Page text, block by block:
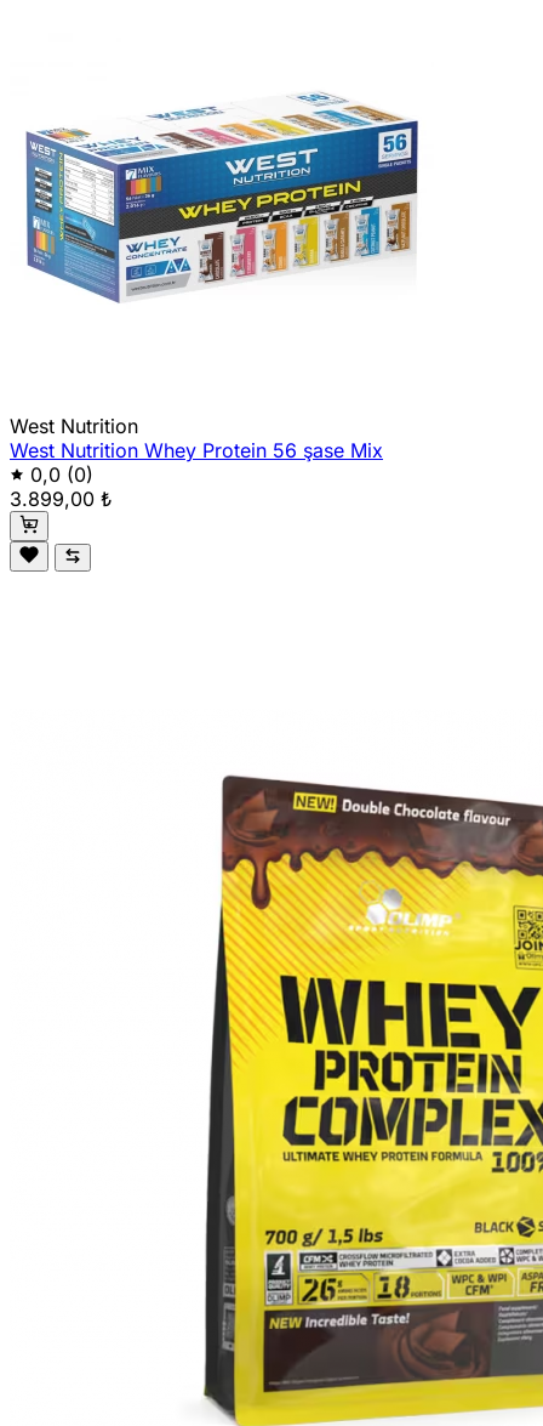
West Nutrition
West Nutrition Whey Protein 56 şase Mix
0,0 (0)
3.899,00 ₺